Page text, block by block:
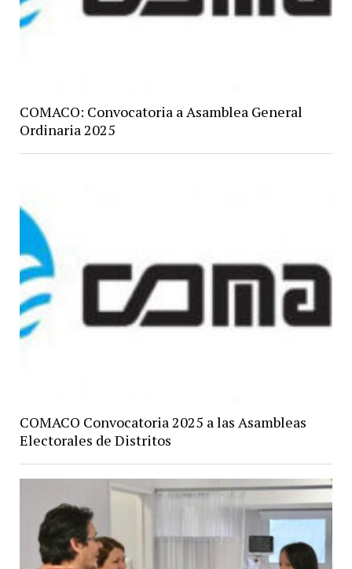
COMACO: Convocatoria a Asamblea General
Ordinaria 2025
COMACO Convocatoria 2025 a las Asambleas
Electorales de Distritos